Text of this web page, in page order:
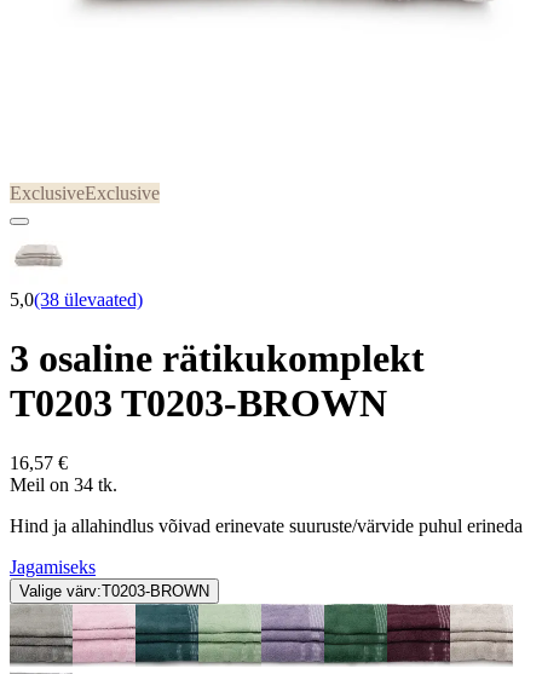
ExclusiveExclusive
5,0(38 ülevaated)
3 osaline rätikukomplekt
T0203 T0203-BROWN
16,57 €
Meil on 34 tk.
Hind ja allahindlus võivad erinevate suuruste/värvide puhul erineda
Jagamiseks
Valige värv:T0203-BROWN